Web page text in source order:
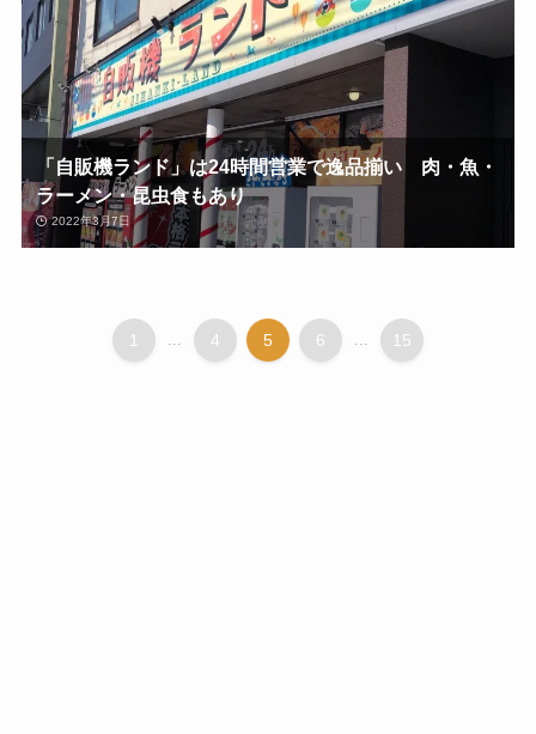
「自販機ランド」は24時間営業で逸品揃い 肉・魚・
ラーメン・昆虫食もあり
2022年3月7日
1 ... 4 5 6 ... 15